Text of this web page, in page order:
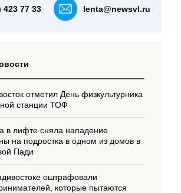
423 77 33 lenta@newsvl.ru
отметил День физкультурника
станции ТОФ
в лифте сняла нападение
на подростка в одном из домов в
Пади
оштрафовали
которые пытаются